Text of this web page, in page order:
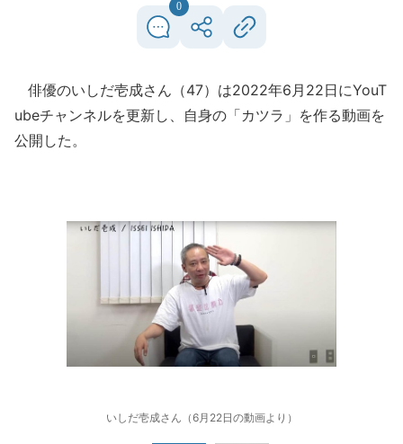
0
俳優のいしだ壱成さん（47）は2022年6月22日にYouT
ubeチャンネルを更新し、自身の「カツラ」を作る動画を
公開した。
いしだ壱成さん（6月22日の動画より）